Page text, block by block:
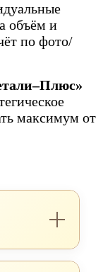
объём и
по фото/
максимум от